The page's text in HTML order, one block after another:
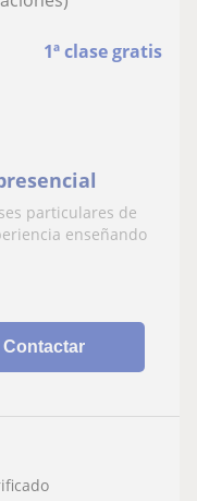
1ª clase gratis
particulares de
enseñando
Contactar